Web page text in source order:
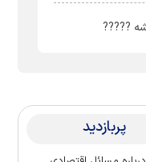
?????
پربازدید